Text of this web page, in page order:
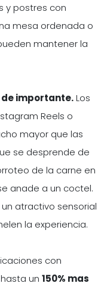
y postres con
mesa ordenada o
mantener la
de importante.Los
Reels o
mayor que las
se desprende de
de la carne en
anade a un coctel.
atractivo sensorial
la experiencia.
con
un 150% mas